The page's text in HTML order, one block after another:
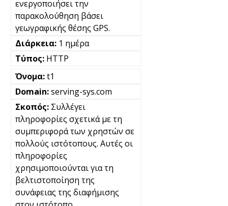
ενεργοποιήσει την
παρακολούθηση βάσει
γεωγραφικής θέσης GPS.
1 ημέρα
HTTP
t1
serving-sys.com
Συλλέγει
πληροφορίες σχετικά με τη
συμπεριφορά των χρηστών σε
πολλούς ιστότοπους. Αυτές οι
πληροφορίες
χρησιμοποιούνται για τη
βελτιστοποίηση της
συνάφειας της διαφήμισης